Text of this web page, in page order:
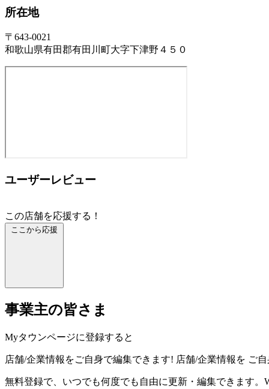
所在地
〒643-0021
和歌山県有田郡有田川町大字下津野４５０
ユーザーレビュー
この店舗を応援する！
ここから応援
事業主の皆さま
Myタウンページに登録すると
店舗/企業情報をご自身で編集できます! 店舗/企業情報を ご
無料登録で、いつでも何度でも自由に更新・編集できます。